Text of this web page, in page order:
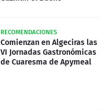
RECOMENDACIONES
Comienzan en Algeciras las
VI Jornadas Gastronómicas
de Cuaresma de Apymeal